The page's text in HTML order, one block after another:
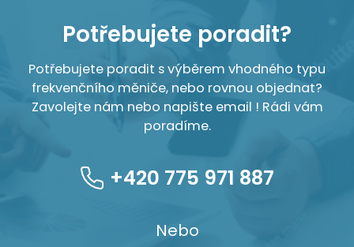
Potřebujete poradit?
Potřebujete poradit s výběrem vhodného typu
frekvenčního měniče, nebo rovnou objednat?
Zavolejte nám nebo napište email ! Rádi vám
poradíme.
+420 775 971 887
Nebo